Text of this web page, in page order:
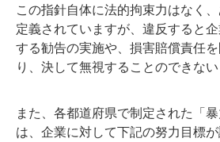
この指針自体に法的拘束力はなく
定義されていますが、違反すると
する勧告の実施や、損害賠償責任
り、決して無視することのできない
また、各都道府県で制定された「
は、企業に対して下記の努力目標が